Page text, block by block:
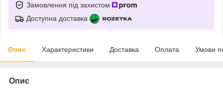
Замовлення під захистом
Доступна доставка
Опис Характеристики Доставка Оплата Умови
Опис